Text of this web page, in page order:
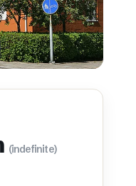
(indefinite)